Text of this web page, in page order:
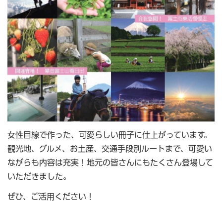
女性目線で作った、可愛らしい冊子に仕上がっています。
観光地、グルメ、お土産、交通手段別ルートまで、可愛い
ながらも内容は充実！地元の皆さんにもたくさん登場して
いただきました。
ぜひ、ご活用ください！